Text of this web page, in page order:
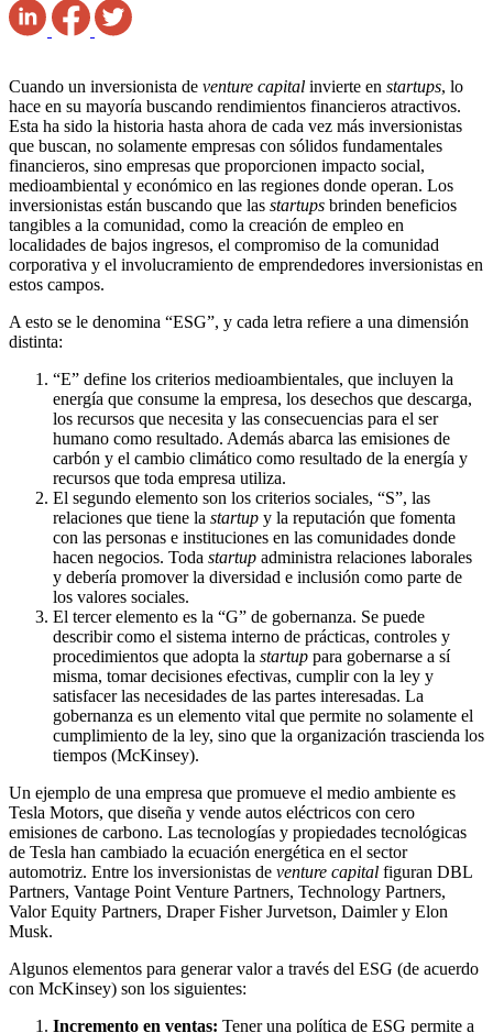
Cuando un inversionista de venture capital invierte en startups, lo
hace en su mayoría buscando rendimientos financieros atractivos.
Esta ha sido la historia hasta ahora de cada vez más inversionistas
que buscan, no solamente empresas con sólidos fundamentales
financieros, sino empresas que proporcionen impacto social,
medioambiental y económico en las regiones donde operan. Los
inversionistas están buscando que las startups brinden beneficios
tangibles a la comunidad, como la creación de empleo en
localidades de bajos ingresos, el compromiso de la comunidad
corporativa y el involucramiento de emprendedores inversionistas en
estos campos.
A esto se le denomina “ESG”, y cada letra refiere a una dimensión
distinta:
“E” define los criterios medioambientales, que incluyen la
energía que consume la empresa, los desechos que descarga,
los recursos que necesita y las consecuencias para el ser
humano como resultado. Además abarca las emisiones de
carbón y el cambio climático como resultado de la energía y
recursos que toda empresa utiliza.
El segundo elemento son los criterios sociales, “S”, las
relaciones que tiene la startup y la reputación que fomenta
con las personas e instituciones en las comunidades donde
hacen negocios. Toda startup administra relaciones laborales
y debería promover la diversidad e inclusión como parte de
los valores sociales.
El tercer elemento es la “G” de gobernanza. Se puede
describir como el sistema interno de prácticas, controles y
procedimientos que adopta la startup para gobernarse a sí
misma, tomar decisiones efectivas, cumplir con la ley y
satisfacer las necesidades de las partes interesadas. La
gobernanza es un elemento vital que permite no solamente el
cumplimiento de la ley, sino que la organización trascienda los
tiempos (McKinsey).
Un ejemplo de una empresa que promueve el medio ambiente es
Tesla Motors, que diseña y vende autos eléctricos con cero
emisiones de carbono. Las tecnologías y propiedades tecnológicas
de Tesla han cambiado la ecuación energética en el sector
automotriz. Entre los inversionistas de venture capital figuran DBL
Partners, Vantage Point Venture Partners, Technology Partners,
Valor Equity Partners, Draper Fisher Jurvetson, Daimler y Elon
Musk.
Algunos elementos para generar valor a través del ESG (de acuerdo
con McKinsey) son los siguientes:
Incremento en ventas: Tener una política de ESG permite a